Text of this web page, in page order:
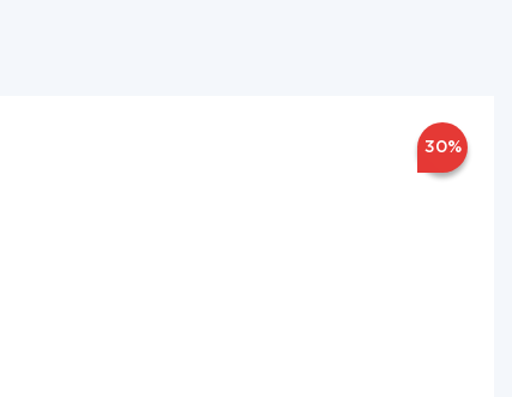
30%